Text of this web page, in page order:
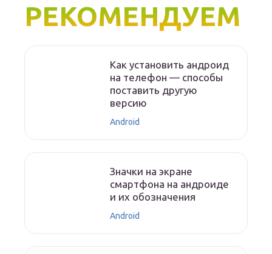
РЕКОМЕНДУЕМ
Как установить андроид
на телефон — способы
поставить другую
версию
Android
Значки на экране
смартфона на андроиде
и их обозначения
Android